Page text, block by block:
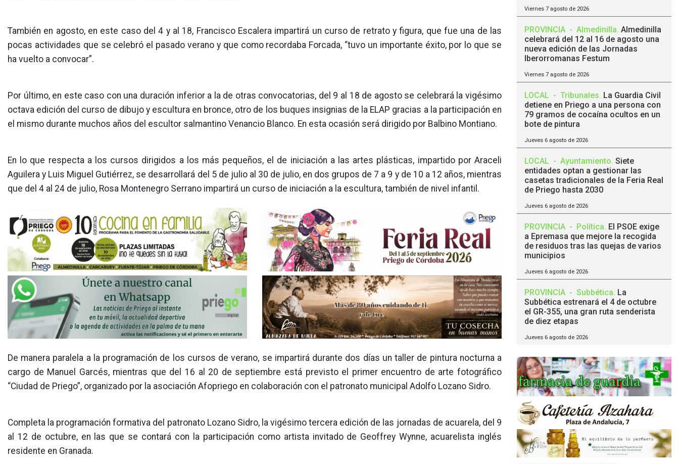
También en agosto, en este caso del 4 y al 18, Francisco Escalera impartirá un curso de retrato y figura, que fue una de las
pocas actividades que se celebró el pasado verano y que como recordaba Forcada, “tuvo un importante éxito, por lo que se
ha vuelto a convocar”.
Por último, en este caso con una duración inferior a la de otras convocatorias, del 9 al 18 de agosto se celebrará la vigésimo
octava edición del curso de dibujo y escultura en bronce, otro de los buques insignias de la ELAP gracias a la participación en
el mismo durante muchos años del escultor salmantino Venancio Blanco. En esta ocasión será dirigido por Balbino Montiano.
En lo que respecta a los cursos dirigidos a los más pequeños, el de iniciación a las artes plásticas, impartido por Araceli
Aguilera y Luis Miguel Gutiérrez, se desarrollará del 5 de julio al 30 de julio, en dos grupos de 7 a 9 y de 10 a 12 años, mientras
que del 4 al 24 de julio, Rosa Montenegro Serrano impartirá un curso de iniciación a la escultura, también de nivel infantil.
De manera paralela a la programación de los cursos de verano, se impartirá durante dos días un taller de pintura nocturna a
cargo de Manuel Garcés, mientras que del 16 al 20 de septiembre está previsto el primer encuentro de arte fotográfico
“Ciudad de Priego”, organizado por la asociación Afopriego en colaboración con el patronato municipal Adolfo Lozano Sidro.
Completa la programación formativa del patronato Lozano Sidro, la vigésimo tercera edición de las jornadas de acuarela, del 9
al 12 de octubre, en las que se contará con la participación como artista invitado de Geoffrey Wynne, acuarelista inglés
residente en Granada.
Viernes 7 agosto de 2026
PROVINCIA - Almedinilla. Almedinilla
celebrará del 12 al 16 de agosto una
nueva edición de las Jornadas
Iberorromanas Festum
Viernes 7 agosto de 2026
LOCAL - Tribunales. La Guardia Civil
detiene en Priego a una persona con
79 gramos de cocaína ocultos en un
bote de pintura
Jueves 6 agosto de 2026
LOCAL - Ayuntamiento. Siete
entidades optan a gestionar las
casetas tradicionales de la Feria Real
de Priego hasta 2030
Jueves 6 agosto de 2026
PROVINCIA - Política. El PSOE exige
a Epremasa que mejore la recogida
de residuos tras las quejas de varios
municipios
Jueves 6 agosto de 2026
PROVINCIA - Subbética. La
Subbética estrenará el 4 de octubre
el GR-355, una gran ruta senderista
de diez etapas
Jueves 6 agosto de 2026